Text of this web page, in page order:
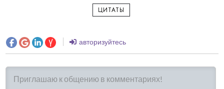
ЦИТАТЫ
авторизуйтесь